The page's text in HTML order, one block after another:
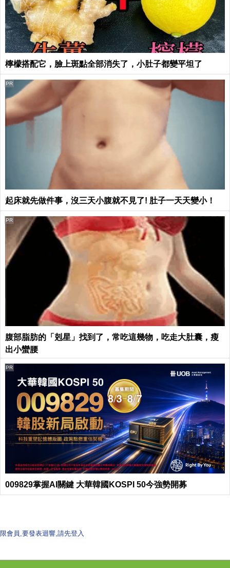
檸檬搭配它，臉上斑點全部消失了，小肚子都變平坦了
起床就先做件事，沒三天小腹就不見了! 肚子一天天變小！
PR
腹部脂肪的「剋星」找到了，常吃這幾物，吃走大肚囊，瘦
出小蠻腰
PR
009829掌握AI關鍵 大華韓國KOSPI 50今強勢開募
PR
限會員,要發表迴響,請先登入